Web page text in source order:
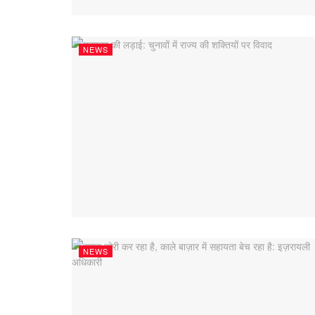
NEWS
NEWS